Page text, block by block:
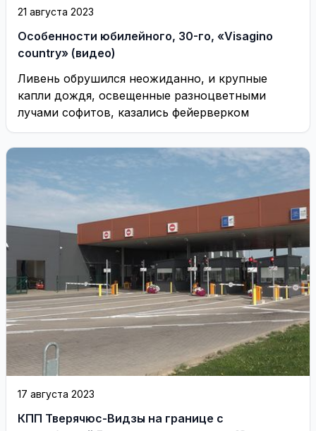
21 августа 2023
Оcобенности юбилейного, 30-го, «Visagino
country» (видео)
Ливень обрушился неожиданно, и крупные
капли дождя, освещенные разноцветными
лучами софитов, казались фейерверком
17 августа 2023
КПП Тверячюс-Видзы на границе с